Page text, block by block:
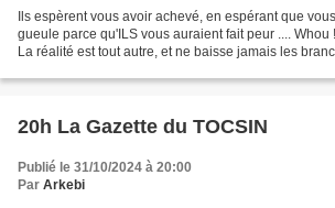
Ils espèrent vous avoir achevé, en espérant que
gueule parce qu'ILS vous auraient fait peur .... Whou
La réalité est tout autre, et ne baisse jamais les
20h La Gazette du TOCSIN
Publié le 31/10/2024 à 20:00
Par Arkebi